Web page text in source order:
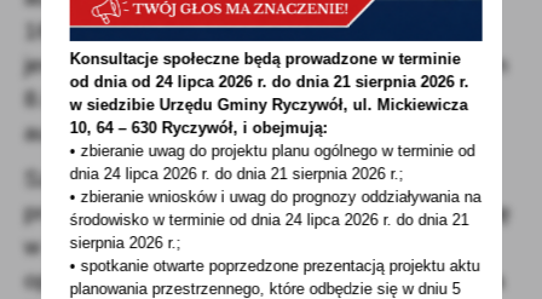
16.08.-9.09.2022
jeweils von montags bis freitags in der Zeit von
8.00-15.00 Uhr möglich (Feiertage
ausgenommen)!
Szczegółowe informacje na temat
przetwarzania danych osobowych znajdują się
w Klauzuli informacyjnej"
opublikowanej na stronie www.zus.pl (ZUS dla
Konsultacje społeczne będą prowadzone w terminie
od dnia od 24 lipca 2026 r. do dnia 21 sierpnia 2026 r.
w siedzibie Urzędu Gminy Ryczywół, ul. Mickiewicza
10, 64 – 630 Ryczywół, i obejmują:
• zbieranie uwag do projektu planu ogólnego w terminie od
dnia 24 lipca 2026 r. do dnia 21 sierpnia 2026 r.;
• zbieranie wniosków i uwag do prognozy oddziaływania na
środowisko w terminie od dnia 24 lipca 2026 r. do dnia 21
sierpnia 2026 r.;
• spotkanie otwarte poprzedzone prezentacją projektu aktu
planowania przestrzennego, które odbędzie się w dniu 5